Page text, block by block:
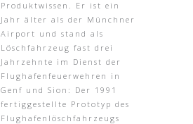
Produktwissen. Er ist ein
Jahr älter als der Münchner
Airport und stand als
Löschfahrzeug fast drei
Jahrzehnte im Dienst der
Flughafenfeuerwehren in
Genf und Sion: Der 1991
fertiggestellte Prototyp des
Flughafenlöschfahrzeugs